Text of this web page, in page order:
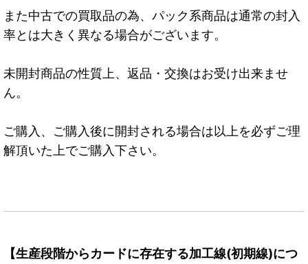
また中古での買取品の為、パック系商品は通常の封入
率とは大きく異なる場合がございます。
未開封商品の性質上、返品・交換はお受け出来ませ
ん。
ご購入、ご購入後に開封される場合は以上を必ずご理
解頂いた上でご購入下さい。
【生産段階からカードに存在する加工線(初期線)につ